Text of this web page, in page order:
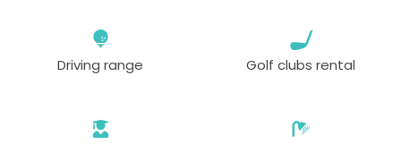
Driving range Golf clubs rental